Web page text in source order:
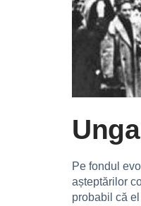
Pe fondul
așteptărilor
probabil că